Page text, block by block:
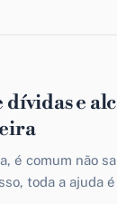
e
é comum não
toda a ajuda